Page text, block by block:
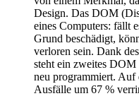
Design. Das DOM
eines Computers: fällt
Grund beschädigt,
verloren sein. Dank
steht ein zweites DOM
neu programmiert.
Ausfälle um 67 %